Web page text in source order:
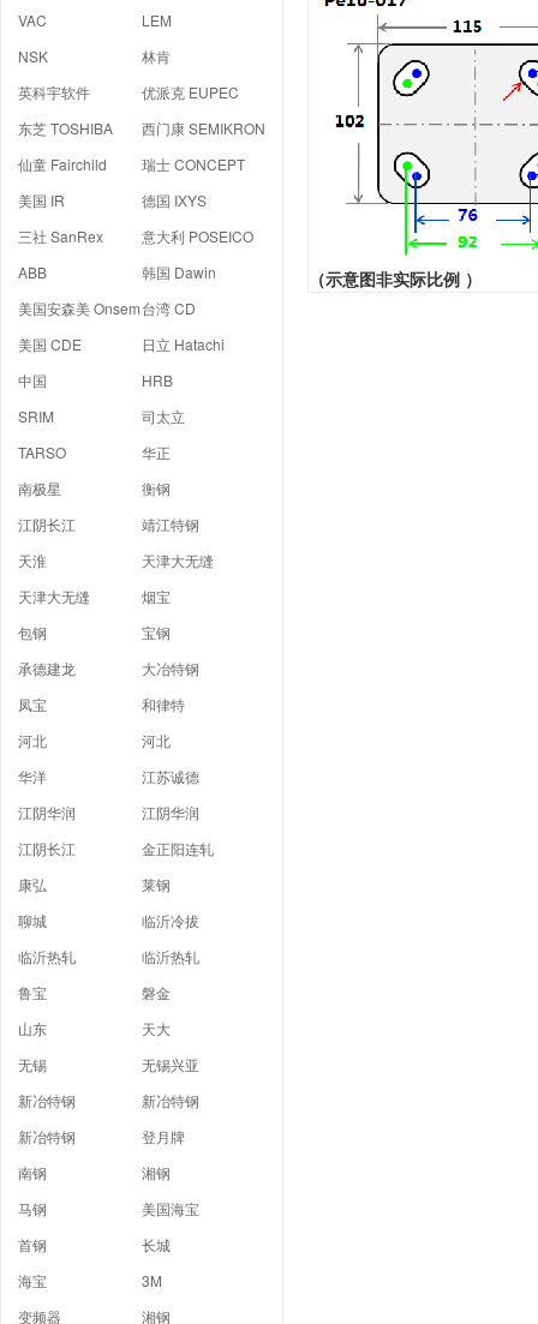
VAC
LEM
NSK
林肯
英科宇软件
优派克 EUPEC
东芝 TOSHIBA
西门康 SEMIKRON
仙童 Fairchild
瑞士 CONCEPT
美国 IR
德国 IXYS
三社 SanRex
意大利 POSEICO
ABB
韩国 Dawin
美国安森美 Onsem台湾 CD
美国 CDE
日立 Hatachi
中国
HRB
SRIM
司太立
TARSO
华正
南极星
衡钢
江阴长江
靖江特钢
天淮
天津大无缝
天津大无缝
烟宝
包钢
宝钢
承德建龙
大冶特钢
凤宝
和律特
河北
河北
华洋
江苏诚德
江阴华润
江阴华润
江阴长江
金正阳连轧
康弘
莱钢
聊城
临沂冷拔
临沂热轧
临沂热轧
鲁宝
磐金
山东
天大
无锡
无锡兴亚
新冶特钢
新冶特钢
新冶特钢
登月牌
南钢
湘钢
马钢
美国海宝
首钢
长城
海宝
3M
变频器
湘钢
（示意图非实际比例 ）